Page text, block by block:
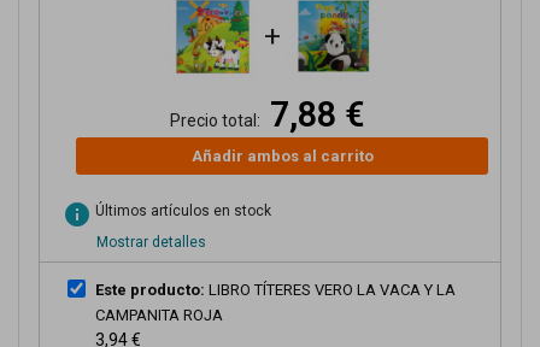
+
Precio total: 7,88 €
Añadir ambos al carrito
info Últimos artículos en stock
Mostrar detalles
Este producto: LIBRO TÍTERES VERO LA VACA Y LA
CAMPANITA ROJA
3,94 €